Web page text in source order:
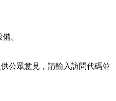
。
公眾意見，請輸入訪問代碼並